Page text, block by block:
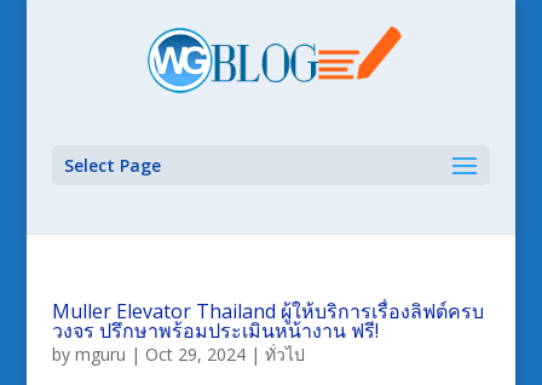
Select Page
Muller Elevator Thailand ผู้ให้บริการเรื่องลิฟต์ครบ
วงจร ปรึกษาพร้อมประเมินหน้างาน ฟรี!
by mguru | Oct 29, 2024| ทั่วไป